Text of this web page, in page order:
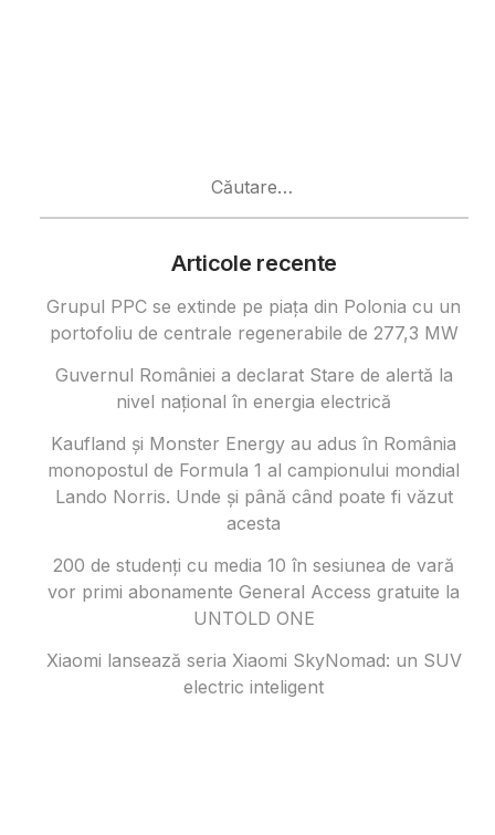
Articole recente
Grupul PPC se extinde pe piața din Polonia cu un
portofoliu de centrale regenerabile de 277,3 MW
Guvernul României a declarat Stare de alertă la
nivel național în energia electrică
Kaufland și Monster Energy au adus în România
monopostul de Formula 1 al campionului mondial
Lando Norris. Unde și până când poate fi văzut
acesta
200 de studenți cu media 10 în sesiunea de vară
vor primi abonamente General Access gratuite la
UNTOLD ONE
Xiaomi lansează seria Xiaomi SkyNomad: un SUV
electric inteligent